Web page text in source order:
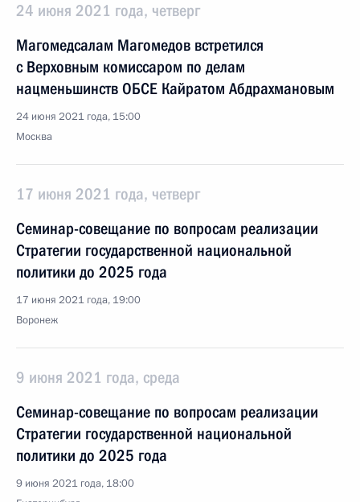
24 июня 2021 года, четверг
Магомедсалам Магомедов встретился
с Верховным комиссаром по делам
нацменьшинств ОБСЕ Кайратом Абдрахмановым
24 июня 2021 года, 15:00
Москва
17 июня 2021 года, четверг
Семинар-совещание по вопросам реализации
Стратегии государственной национальной
политики до 2025 года
17 июня 2021 года, 19:00
Воронеж
9 июня 2021 года, среда
Семинар-совещание по вопросам реализации
Стратегии государственной национальной
политики до 2025 года
9 июня 2021 года, 18:00